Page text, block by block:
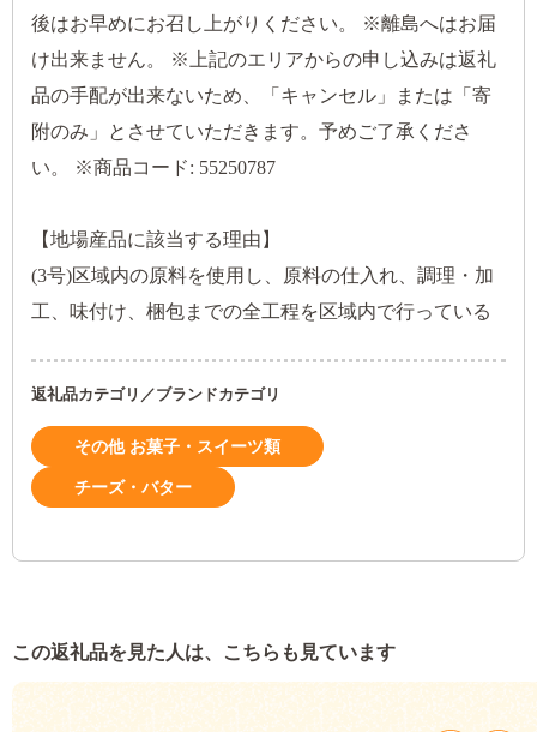
後はお早めにお召し上がりください。 ※離島へはお届
け出来ません。 ※上記のエリアからの申し込みは返礼
品の手配が出来ないため、「キャンセル」または「寄
附のみ」とさせていただきます。予めご了承くださ
い。 ※商品コード: 55250787
【地場産品に該当する理由】
(3号)区域内の原料を使用し、原料の仕入れ、調理・加
工、味付け、梱包までの全工程を区域内で行っている
返礼品カテゴリ／ブランドカテゴリ
その他 お菓子・スイーツ類
チーズ・バター
この返礼品を見た人は、こちらも見ています